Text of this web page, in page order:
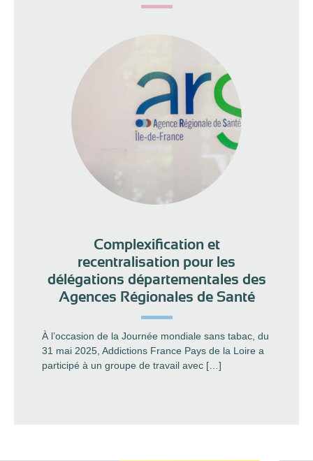
Complexification et
recentralisation pour les
délégations départementales des
Agences Régionales de Santé
À l’occasion de la Journée mondiale sans tabac, du
31 mai 2025, Addictions France Pays de la Loire a
participé à un groupe de travail avec […]